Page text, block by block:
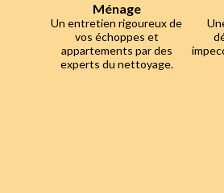
Ménage
Un entretien rigoureux de
vos échoppes et
appartements par des
experts du nettoyage.